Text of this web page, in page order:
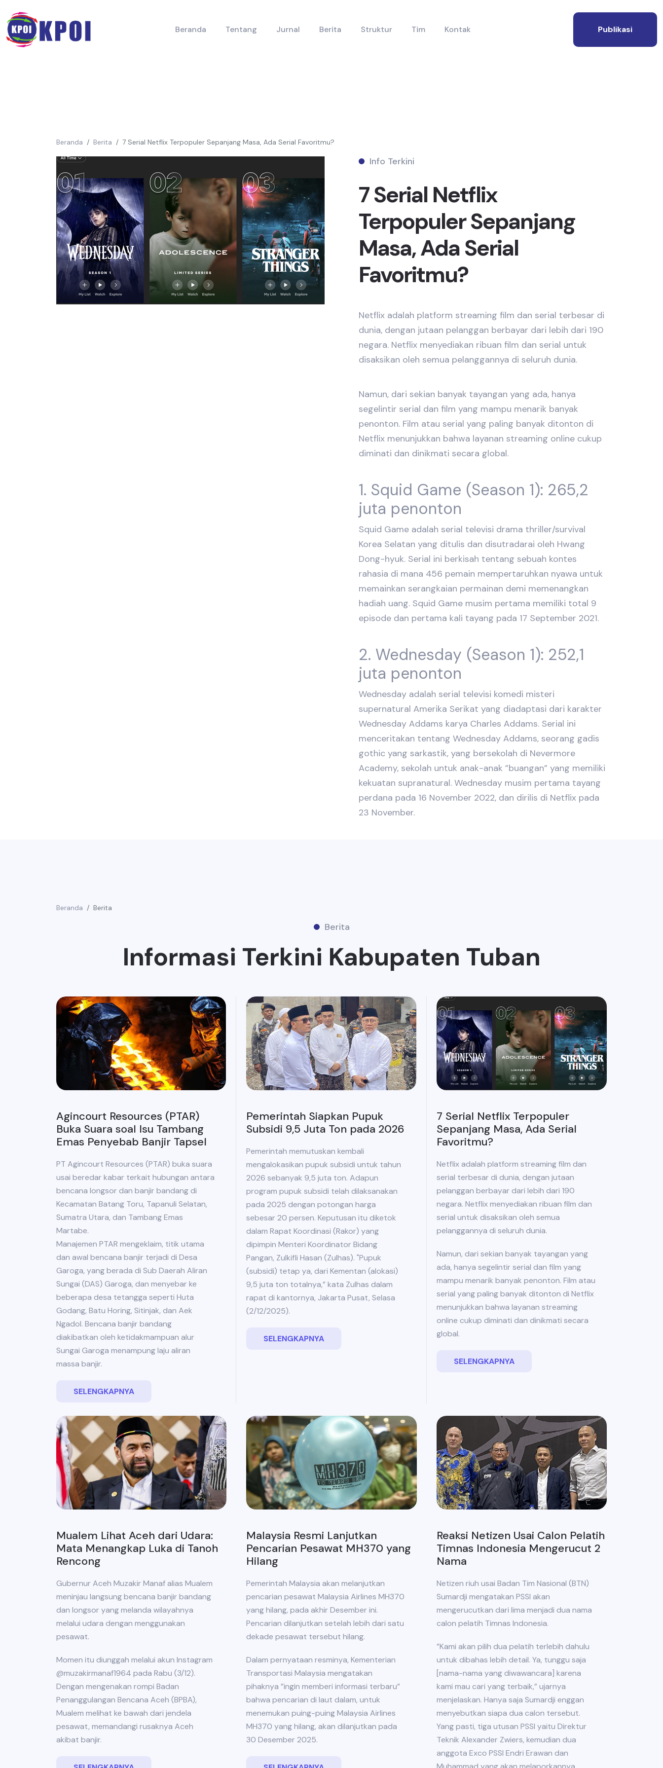
Beranda Tentang Jurnal Berita Struktur Tim Kontak Publikasi
Beranda Berita 7 Serial Netflix Terpopuler Sepanjang Masa, Ada Serial Favoritmu?
Info Terkini
7 Serial Netflix
Terpopuler Sepanjang
Masa, Ada Serial
Favoritmu?
Netflix adalah platform streaming film dan serial terbesar di
dunia, dengan jutaan pelanggan berbayar dari lebih dari 190
negara. Netflix menyediakan ribuan film dan serial untuk
disaksikan oleh semua pelanggannya di seluruh dunia.
Namun, dari sekian banyak tayangan yang ada, hanya
segelintir serial dan film yang mampu menarik banyak
penonton. Film atau serial yang paling banyak ditonton di
Netflix menunjukkan bahwa layanan streaming online cukup
diminati dan dinikmati secara global.
1. Squid Game (Season 1): 265,2
juta penonton
Squid Game adalah serial televisi drama thriller/survival
Korea Selatan yang ditulis dan disutradarai oleh Hwang
Dong-hyuk. Serial ini berkisah tentang sebuah kontes
rahasia di mana 456 pemain mempertaruhkan nyawa untuk
memainkan serangkaian permainan demi memenangkan
hadiah uang. Squid Game musim pertama memiliki total 9
episode dan pertama kali tayang pada 17 September 2021.
2. Wednesday (Season 1): 252,1
juta penonton
Wednesday adalah serial televisi komedi misteri
supernatural Amerika Serikat yang diadaptasi dari karakter
Wednesday Addams karya Charles Addams. Serial ini
menceritakan tentang Wednesday Addams, seorang gadis
gothic yang sarkastik, yang bersekolah di Nevermore
Academy, sekolah untuk anak-anak ”buangan” yang memiliki
kekuatan supranatural. Wednesday musim pertama tayang
perdana pada 16 November 2022, dan dirilis di Netflix pada
23 November.
Beranda Berita
Berita
Informasi Terkini Kabupaten Tuban
Agincourt Resources (PTAR)
Buka Suara soal Isu Tambang
Emas Penyebab Banjir Tapsel
PT Agincourt Resources (PTAR) buka suara
usai beredar kabar terkait hubungan antara
bencana longsor dan banjir bandang di
Kecamatan Batang Toru, Tapanuli Selatan,
Sumatra Utara, dan Tambang Emas
Martabe.
Manajemen PTAR mengeklaim, titik utama
dan awal bencana banjir terjadi di Desa
Garoga, yang berada di Sub Daerah Aliran
Sungai (DAS) Garoga, dan menyebar ke
beberapa desa tetangga seperti Huta
Godang, Batu Horing, Sitinjak, dan Aek
Ngadol. Bencana banjir bandang
diakibatkan oleh ketidakmampuan alur
Sungai Garoga menampung laju aliran
massa banjir.
SELENGKAPNYA
Pemerintah Siapkan Pupuk
Subsidi 9,5 Juta Ton pada 2026
Pemerintah memutuskan kembali
mengalokasikan pupuk subsidi untuk tahun
2026 sebanyak 9,5 juta ton. Adapun
program pupuk subsidi telah dilaksanakan
pada 2025 dengan potongan harga
sebesar 20 persen. Keputusan itu diketok
dalam Rapat Koordinasi (Rakor) yang
dipimpin Menteri Koordinator Bidang
Pangan, Zulkifli Hasan (Zulhas). "Pupuk
(subsidi) tetap ya, dari Kementan (alokasi)
9,5 juta ton totalnya,” kata Zulhas dalam
rapat di kantornya, Jakarta Pusat, Selasa
(2/12/2025).
SELENGKAPNYA
7 Serial Netflix Terpopuler
Sepanjang Masa, Ada Serial
Favoritmu?
Netflix adalah platform streaming film dan
serial terbesar di dunia, dengan jutaan
pelanggan berbayar dari lebih dari 190
negara. Netflix menyediakan ribuan film dan
serial untuk disaksikan oleh semua
pelanggannya di seluruh dunia.
Namun, dari sekian banyak tayangan yang
ada, hanya segelintir serial dan film yang
mampu menarik banyak penonton. Film atau
serial yang paling banyak ditonton di Netflix
menunjukkan bahwa layanan streaming
online cukup diminati dan dinikmati secara
global.
SELENGKAPNYA
Mualem Lihat Aceh dari Udara:
Mata Menangkap Luka di Tanoh
Rencong
Gubernur Aceh Muzakir Manaf alias Mualem
meninjau langsung bencana banjir bandang
dan longsor yang melanda wilayahnya
melalui udara dengan menggunakan
pesawat.
Momen itu diunggah melalui akun Instagram
@muzakirmanaf1964 pada Rabu (3/12).
Dengan mengenakan rompi Badan
Penanggulangan Bencana Aceh (BPBA),
Mualem melihat ke bawah dari jendela
pesawat, memandangi rusaknya Aceh
akibat banjir.
Malaysia Resmi Lanjutkan
Pencarian Pesawat MH370 yang
Hilang
Pemerintah Malaysia akan melanjutkan
pencarian pesawat Malaysia Airlines MH370
yang hilang, pada akhir Desember ini.
Pencarian dilanjutkan setelah lebih dari satu
dekade pesawat tersebut hilang.
Dalam pernyataan resminya, Kementerian
Transportasi Malaysia mengatakan
pihaknya ”ingin memberi informasi terbaru”
bahwa pencarian di laut dalam, untuk
menemukan puing-puing Malaysia Airlines
MH370 yang hilang, akan dilanjutkan pada
30 Desember 2025.
Reaksi Netizen Usai Calon Pelatih
Timnas Indonesia Mengerucut 2
Nama
Netizen riuh usai Badan Tim Nasional (BTN)
Sumardji mengatakan PSSI akan
mengerucutkan dari lima menjadi dua nama
calon pelatih Timnas Indonesia.
”Kami akan pilih dua pelatih terlebih dahulu
untuk dibahas lebih detail. Ya, tunggu saja
[nama-nama yang diwawancara] karena
kami mau cari yang terbaik,” ujarnya
menjelaskan. Hanya saja Sumardji enggan
menyebutkan siapa dua calon tersebut.
Yang pasti, tiga utusan PSSI yaitu Direktur
Teknik Alexander Zwiers, kemudian dua
anggota Exco PSSI Endri Erawan dan